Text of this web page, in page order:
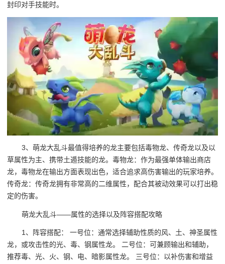
封印对手技能时。
3、萌龙大乱斗最值得培养的龙主要包括毒物龙、传奇龙以及以
草属性为主、携带土遁技能的龙。毒物龙：作为最强单体输出商店
龙，毒物龙在输出方面表现出色，适合追求高伤害输出的玩家培养。
传奇龙：传奇龙拥有非常高的二维属性，配合其被动效果可以打出稳
定的伤害。
萌龙大乱斗——属性的选择以及阵容搭配攻略
1、阵容搭配： 一号位：通常选择辅助性质的风、土、神圣属性
龙，或攻击性的光、毒、钢属性龙。 二号位：可兼顾输出和辅助，
推荐毒、光、火、钢、电、暗影属性龙。 三号位：以补伤害和增益